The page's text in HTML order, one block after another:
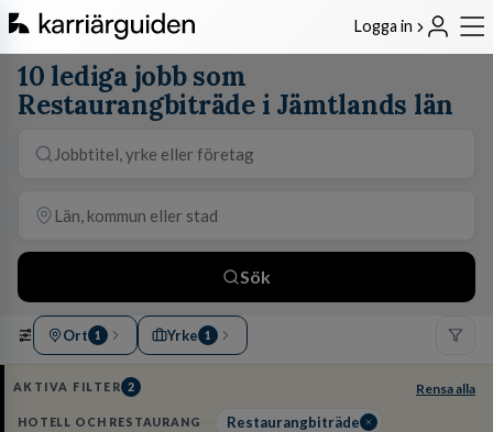
Logga in
10 lediga jobb som
Restaurangbiträde i Jämtlands län
Sök
Ort 1 Yrke 1
AKTIVA FILTER 2 Rensa alla
HOTELL OCH RESTAURANG Restaurangbiträde